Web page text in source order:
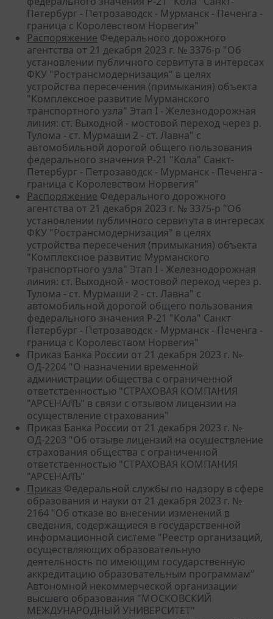
Петербург - Петрозаводск - Мурманск - Печенга -
граница с Королевством Норвегия"
Распоряжение Федерального дорожного
агентства от 21 декабря 2023 г. № 3376-р "Об
установлении публичного сервитута в интересах
ФКУ "Ространсмодернизация" в целях
устройства пересечения (примыкания) объекта
"Комплексное развитие Мурманского
транспортного узла" Этап I - Железнодорожная
линия: ст. Выходной - мостовой переход через р.
Тулома - ст. Мурмаши 2 - ст. Лавна" с
автомобильной дорогой общего пользования
федерального значения Р-21 "Кола" Санкт-
Петербург - Петрозаводск - Мурманск - Печенга -
граница с Королевством Норвегия"
Распоряжение Федерального дорожного
агентства от 21 декабря 2023 г. № 3375-р "Об
установлении публичного сервитута в интересах
ФКУ "Ространсмодернизация" в целях
устройства пересечения (примыкания) объекта
"Комплексное развитие Мурманского
транспортного узла" Этап I - Железнодорожная
линия: ст. Выходной - мостовой переход через р.
Тулома - ст. Мурмаши 2 - ст. Лавна" с
автомобильной дорогой общего пользования
федерального значения Р-21 "Кола" Санкт-
Петербург - Петрозаводск - Мурманск - Печенга -
граница с Королевством Норвегия"
Приказ Банка России от 21 декабря 2023 г. №
ОД-2204 "О назначении временной
администрации общества с ограниченной
ответственностью "СТРАХОВАЯ КОМПАНИЯ
"АРСЕНАЛЪ" в связи с отзывом лицензии на
осуществление страхования"
Приказ Банка России от 21 декабря 2023 г. №
ОД-2203 "Об отзыве лицензий на осуществление
страхования общества с ограниченной
ответственностью "СТРАХОВАЯ КОМПАНИЯ
"АРСЕНАЛЪ"
Приказ Федеральной службы по надзору в сфере
образования и науки от 21 декабря 2023 г. №
2164 "Об отказе во внесении изменений в
сведения, содержащиеся в государственной
информационной системе "Реестр организаций,
осуществляющих образовательную
деятельность по имеющим государственную
аккредитацию образовательным программам"
Автономной некоммерческой организации
высшего образования "МОСКОВСКИЙ
МЕЖДУНАРОДНЫЙ УНИВЕРСИТЕТ"